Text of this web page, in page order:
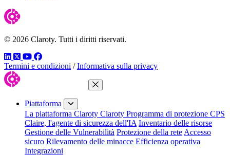
© 2026 Claroty. Tutti i diritti riservati.
LinkedIn
TwitterYouTube
Facebook
Termini e condizioni / Informativa sulla privacy
Chiudi menu
Piattaforma
La piattaforma Claroty Claroty Programma di protezione CPS
Claire, l'agente di sicurezza dell'IA Inventario delle risorse
Gestione delle Vulnerabilità Protezione della rete Accesso
sicuro Rilevamento delle minacce Efficienza operativa
Integrazioni